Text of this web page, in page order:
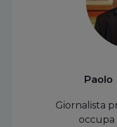
Paolo
Giornalista
occupa